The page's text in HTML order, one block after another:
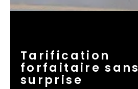
Tarification
forfaitaire sans
surprise